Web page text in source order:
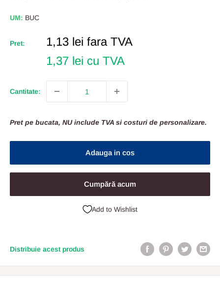
UM: BUC
Pret:
Pret
Redus
1,13 lei fara TVA
1,37 lei cu TVA
Cantitate:
Pret pe bucata, NU include TVA si costuri de personalizare.
Adauga in cos
Cumpără acum
Add to Wishlist
Distribuie acest produs